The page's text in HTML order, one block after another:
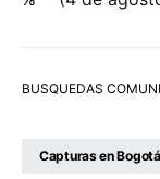
BUSQUEDAS
Capturas en Bogotá